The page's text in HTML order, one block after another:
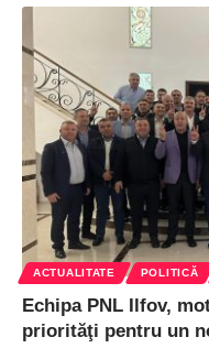
ACTUALITATE POLITICĂ
Echipa PNL Ilfov,
priorităţi pentru un